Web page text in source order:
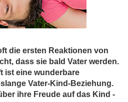
die ersten Reaktionen von
dass sie bald Vater werden.
ist eine wunderbare
Vater-Kind-Beziehung.
ihre Freude auf das Kind -